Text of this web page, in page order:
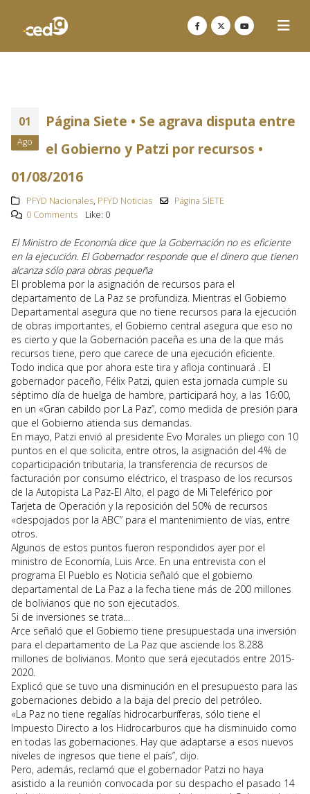
01
Ago
Página Siete • Se agrava disputa entre
el Gobierno y Patzi por recursos •
01/08/2016
PFYD Nacionales, PFYD Noticias
Página SIETE
0 Comments
Like: 0
El Ministro de Economía dice que la Gobernación no es eficiente
en la ejecución. El Gobernador responde que el dinero que tienen
alcanza sólo para obras pequeña
El problema por la asignación de recursos para el
departamento de La Paz se profundiza. Mientras el Gobierno
Departamental asegura que no tiene recursos para la ejecución
de obras importantes, el Gobierno central asegura que eso no
es cierto y que la Gobernación paceña es una de la que más
recursos tiene, pero que carece de una ejecución eficiente.
Todo indica que por ahora este tira y afloja continuará . El
gobernador paceño, Félix Patzi, quien esta jornada cumple su
séptimo día de huelga de hambre, participará hoy, a las 16:00,
en un «Gran cabildo por La Paz”, como medida de presión para
que el Gobierno atienda sus demandas.
En mayo, Patzi envió al presidente Evo Morales un pliego con 10
puntos en el que solicita, entre otros, la asignación del 4% de
coparticipación tributaria, la transferencia de recursos de
facturación por consumo eléctrico, el traspaso de los recursos
de la Autopista La Paz-El Alto, el pago de Mi Teleférico por
Tarjeta de Operación y la reposición del 50% de recursos
«despojados por la ABC” para el mantenimiento de vías, entre
otros.
Algunos de estos puntos fueron respondidos ayer por el
ministro de Economía, Luis Arce. En una entrevista con el
programa El Pueblo es Noticia señaló que el gobierno
departamental de La Paz a la fecha tiene más de 200 millones
de bolivianos que no son ejecutados.
Si de inversiones se trata…
Arce señaló que el Gobierno tiene presupuestada una inversión
para el departamento de La Paz que asciende los 8.288
millones de bolivianos. Monto que será ejecutados entre 2015-
2020.
Explicó que se tuvo una disminución en el presupuesto para las
gobernaciones debido a la baja del precio del petróleo.
«La Paz no tiene regalías hidrocarburíferas, sólo tiene el
Impuesto Directo a los Hidrocarburos que ha disminuido como
en todas las gobernaciones. Hay que adaptarse a esos nuevos
niveles de ingresos que tiene el país”, dijo.
Pero, además, reclamó que el gobernador Patzi no haya
asistido a la reunión convocada por su despacho el pasado 14